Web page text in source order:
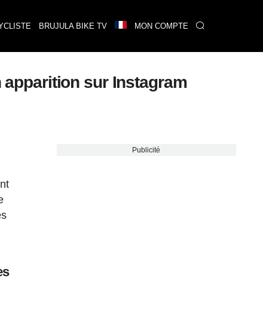
BRUJULA BIKE TV MON COMPTE
sur Instagram
Publicité